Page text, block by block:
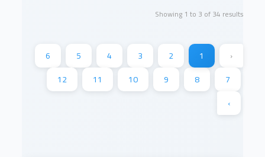
Showing 1 to 3 of34 results
‹
1
2
3
4
5
6
7
8
9
10
11
12
›